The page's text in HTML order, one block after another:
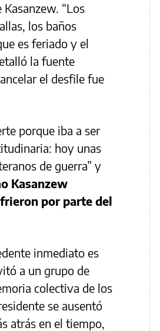
“Los
los baños
es feriado y el
la fuente
el desfile fue
porque iba a ser
hoy unas
de guerra” y
Kasanzew
por parte del
inmediato es
a un grupo de
colectiva de los
se ausentó
atrás en el tiempo,